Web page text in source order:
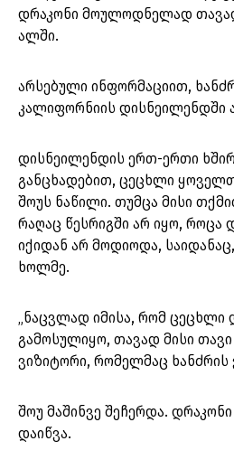
დრაკონი მოულოდნელად
ალში.
არსებული ინფორმაციით,
კალიფორნიის დისნეილენდში
დისნეილენდის ერთ-ერთი
განცხადებით, ცეცხლი
შოუს ნაწილი. თუმცა მისი
რაღაც წესრიგში არ იყო, როცა
იქიდან არ მოდიოდა,
ხოლმე.
„ნაცვლად იმისა, რომ ცეცხლი
გამოსულიყო, თავად მისი
ვიზიტორი, რომელმაც ხანძრის
შოუ მაშინვე შეჩერდა.
დაიწვა.